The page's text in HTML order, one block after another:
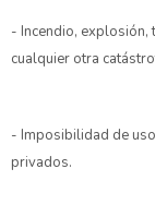
- Incendio, explosión,
cualquier otra
- Imposibilidad de
privados.